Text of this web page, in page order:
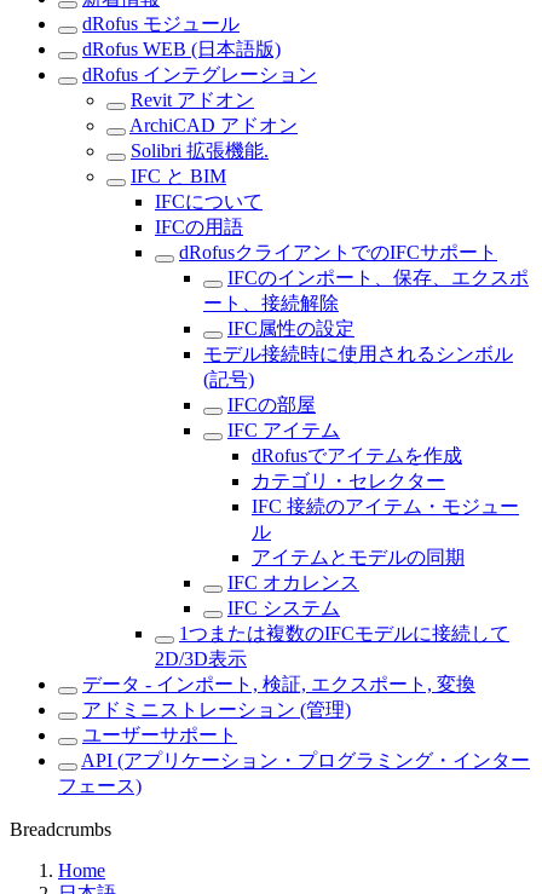
dRofus モジュール
dRofus WEB (日本語版)
dRofus インテグレーション
Revit アドオン
ArchiCAD アドオン
Solibri 拡張機能.
IFC と BIM
IFCについて
IFCの用語
dRofusクライアントでのIFCサポート
IFCのインポート、保存、エクスポ
ート、接続解除
IFC属性の設定
モデル接続時に使用されるシンボル
(記号)
IFCの部屋
IFC アイテム
dRofusでアイテムを作成
カテゴリ・セレクター
IFC 接続のアイテム・モジュー
ル
アイテムとモデルの同期
IFC オカレンス
IFC システム
1つまたは複数のIFCモデルに接続して
2D/3D表示
データ - インポート, 検証, エクスポート, 変換
アドミニストレーション (管理)
ユーザーサポート
API (アプリケーション・プログラミング・インター
フェース)
Breadcrumbs
Home